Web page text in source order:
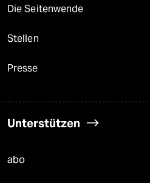
Die Seitenwende
Stellen
Presse
Unterstützen
abo